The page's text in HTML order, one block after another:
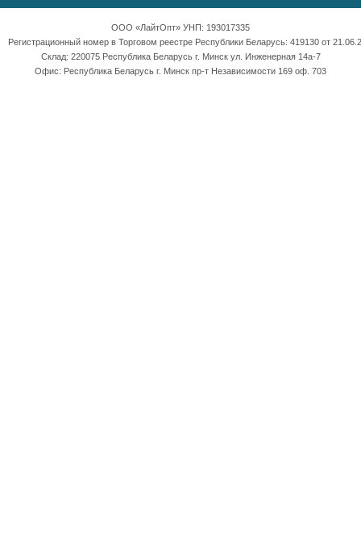
ООО «ЛайтОпт» УНП: 193017335
Регистрационный номер в Торговом реестре Республики Беларусь: 419130 от
Склад: 220075 Республика Беларусь г. Минск ул. Инженерная 14а-7
Офис: Республика Беларусь г. Минск пр-т Независимости 169 оф. 703